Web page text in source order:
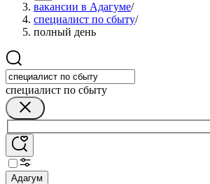
вакансии в Адагуме/
специалист по сбыту/
полный день
специалист по сбыту
Адагум